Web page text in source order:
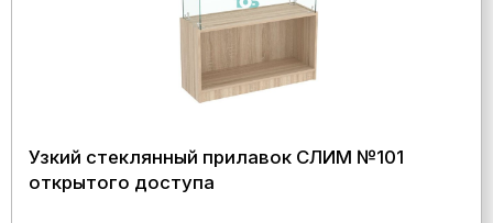
Узкий стеклянный прилавок СЛИМ №101
открытого доступа